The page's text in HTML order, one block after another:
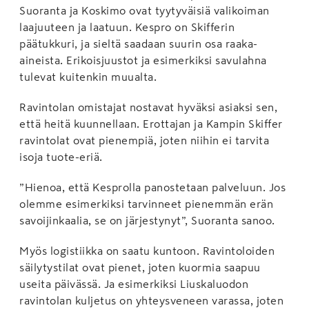
Suoranta ja Koskimo ovat tyytyväisiä valikoiman
laajuuteen ja laatuun. Kespro on Skifferin
päätukkuri, ja sieltä saadaan suurin osa raaka-
aineista. Erikoisjuustot ja esimerkiksi savulahna
tulevat kuitenkin muualta.
Ravintolan omistajat nostavat hyväksi asiaksi sen,
että heitä kuunnellaan. Erottajan ja Kampin Skiffer
ravintolat ovat pienempiä, joten niihin ei tarvita
isoja tuote-eriä.
”Hienoa, että Kesprolla panostetaan palveluun. Jos
olemme esimerkiksi tarvinneet pienemmän erän
savoijinkaalia, se on järjestynyt”, Suoranta sanoo.
Myös logistiikka on saatu kuntoon. Ravintoloiden
säilytystilat ovat pienet, joten kuormia saapuu
useita päivässä. Ja esimerkiksi Liuskaluodon
ravintolan kuljetus on yhteysveneen varassa, joten